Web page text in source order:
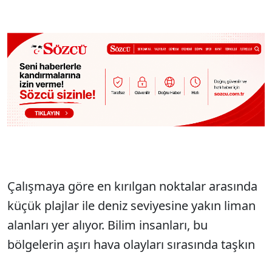
Çalışmaya göre en kırılgan noktalar arasında
küçük plajlar ile deniz seviyesine yakın liman
alanları yer alıyor. Bilim insanları, bu
bölgelerin aşırı hava olayları sırasında taşkın